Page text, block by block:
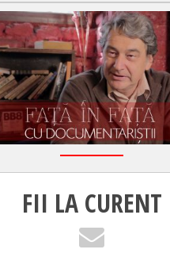
FII LA CURENT